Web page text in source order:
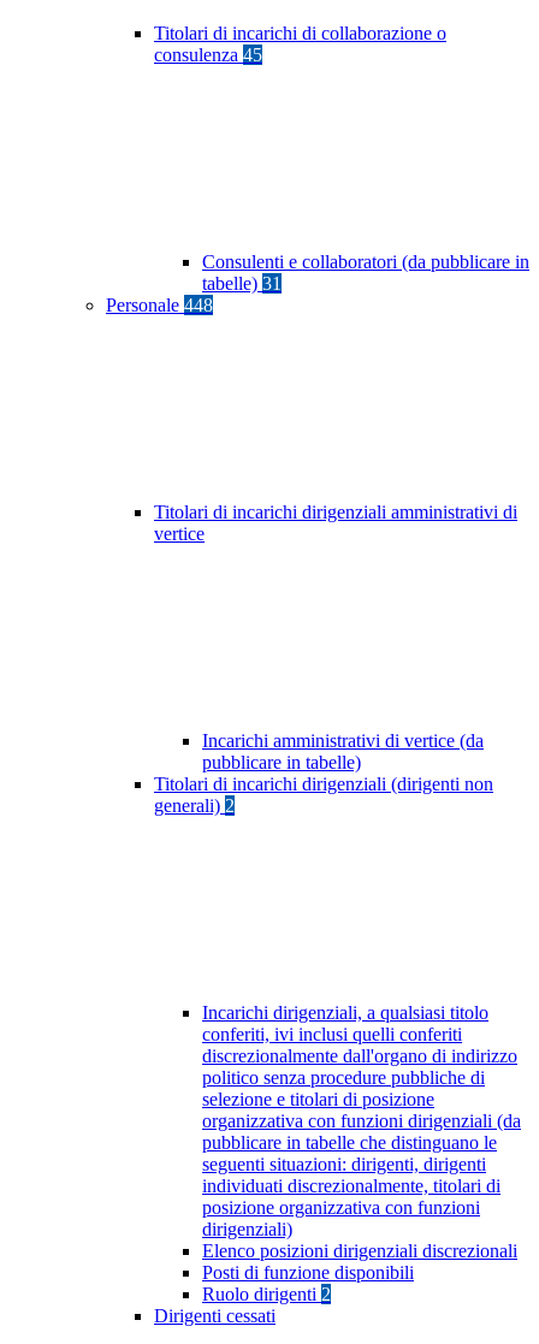
Titolari di incarichi di collaborazione o
consulenza 45
Consulenti e collaboratori (da pubblicare in
tabelle) 31
Personale 448
Titolari di incarichi dirigenziali amministrativi di
vertice
Incarichi amministrativi di vertice (da
pubblicare in tabelle)
Titolari di incarichi dirigenziali (dirigenti non
generali) 2
Incarichi dirigenziali, a qualsiasi titolo
conferiti, ivi inclusi quelli conferiti
discrezionalmente dall'organo di indirizzo
politico senza procedure pubbliche di
selezione e titolari di posizione
organizzativa con funzioni dirigenziali (da
pubblicare in tabelle che distinguano le
seguenti situazioni: dirigenti, dirigenti
individuati discrezionalmente, titolari di
posizione organizzativa con funzioni
dirigenziali)
Elenco posizioni dirigenziali discrezionali
Posti di funzione disponibili
Ruolo dirigenti 2
Dirigenti cessati